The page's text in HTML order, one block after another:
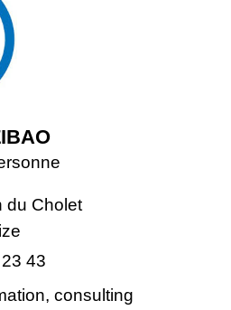
du Cholet
43
consulting